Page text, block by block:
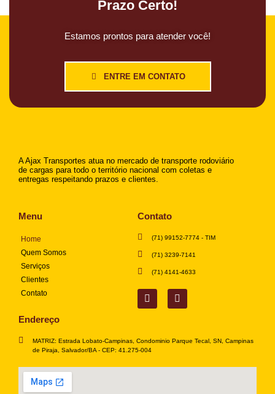
Prazo Certo!
Estamos prontos para atender você!
ENTRE EM CONTATO
A Ajax Transportes atua no mercado de transporte rodoviário
de cargas para todo o território nacional com coletas e
entregas respeitando prazos e clientes.
Menu
Home
Quem Somos
Serviços
Clientes
Contato
Contato
(71) 99152-7774 - TIM
(71) 3239-7141
(71) 4141-4633
Endereço
MATRIZ: Estrada Lobato-Campinas, Condominio Parque Tecal, SN, Campinas
de Piraja, Salvador/BA - CEP: 41.275-004